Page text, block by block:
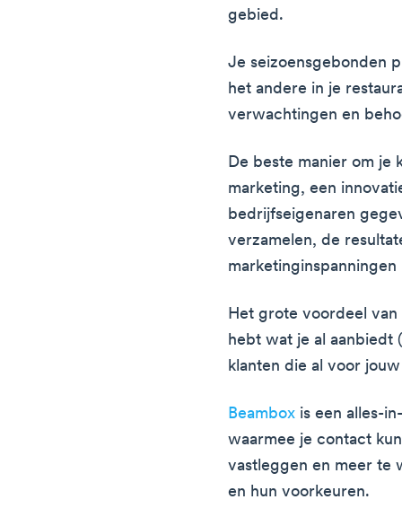
gebied.
Je seizoensgebonden
het andere in je
verwachtingen en
De beste manier om je
marketing, een
bedrijfseigenaren
verzamelen, de
Het grote voordeel
hebt wat je al aanbiedt
klanten die al voor
Beambox is een alles-
waarmee je contact
vastleggen en meer te
en hun voorkeuren.